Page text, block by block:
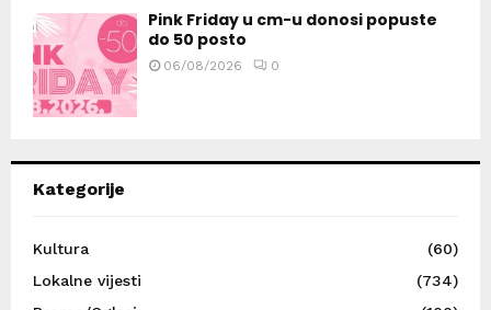
Pink Friday u cm-u donosi popuste
do 50 posto
06/08/2026 0
Kategorije
Kultura
(60)
Lokalne vijesti
(734)